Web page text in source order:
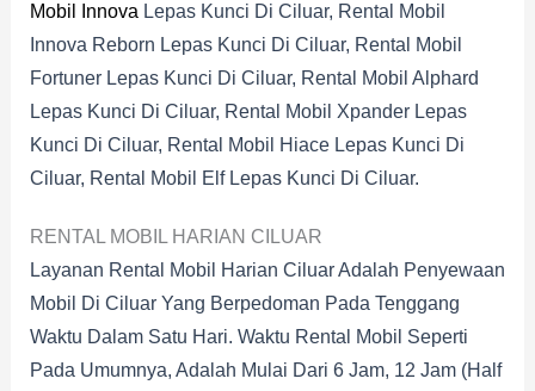
Mobil Innova Lepas Kunci Di Ciluar, Rental Mobil
Innova Reborn Lepas Kunci Di Ciluar, Rental Mobil
Fortuner Lepas Kunci Di Ciluar, Rental Mobil Alphard
Lepas Kunci Di Ciluar, Rental Mobil Xpander Lepas
Kunci Di Ciluar, Rental Mobil Hiace Lepas Kunci Di
Ciluar, Rental Mobil Elf Lepas Kunci Di Ciluar.
RENTAL MOBIL HARIAN CILUAR
Layanan Rental Mobil Harian Ciluar Adalah Penyewaan
Mobil Di Ciluar Yang Berpedoman Pada Tenggang
Waktu Dalam Satu Hari. Waktu Rental Mobil Seperti
Pada Umumnya, Adalah Mulai Dari 6 Jam, 12 Jam (half